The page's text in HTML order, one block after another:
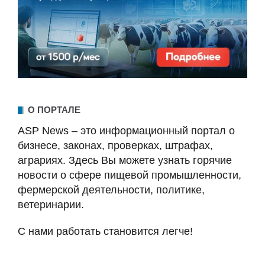
О ПОРТАЛЕ
ASP News – это информационный портал о
бизнесе, законах, проверках, штрафах,
аграриях. Здесь Вы можете узнать горячие
новости о сфере пищевой промышленности,
фермерской деятельности, политике,
ветеринарии.
С нами работать становится легче!